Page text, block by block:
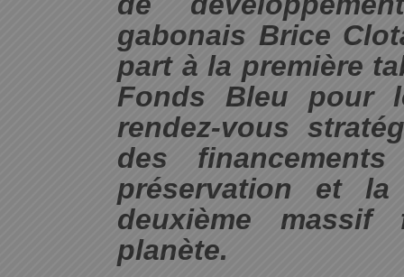
gabonais Brice
part à la première
Fonds Bleu pour
rendez-vous
des
préservation et
deuxième
planète.